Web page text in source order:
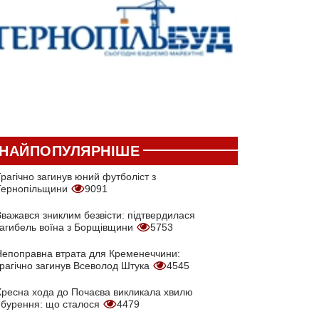
НАЙПОПУЛЯРНІШЕ
загинув юний футболіст з
9091
зниклим безвісти: підтвердилася
воїна з Борщівщини
5753
втрата для Кременеччини:
загинув Всеволод Штука
4545
хода до Почаєва викликала хвилю
що сталося
4479